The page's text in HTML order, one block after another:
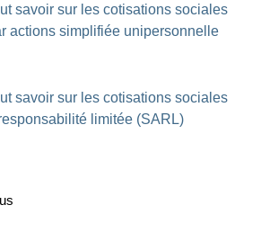
savoir sur les cotisations sociales
actions simplifiée unipersonnelle
savoir sur les cotisations sociales
limitée (SARL)